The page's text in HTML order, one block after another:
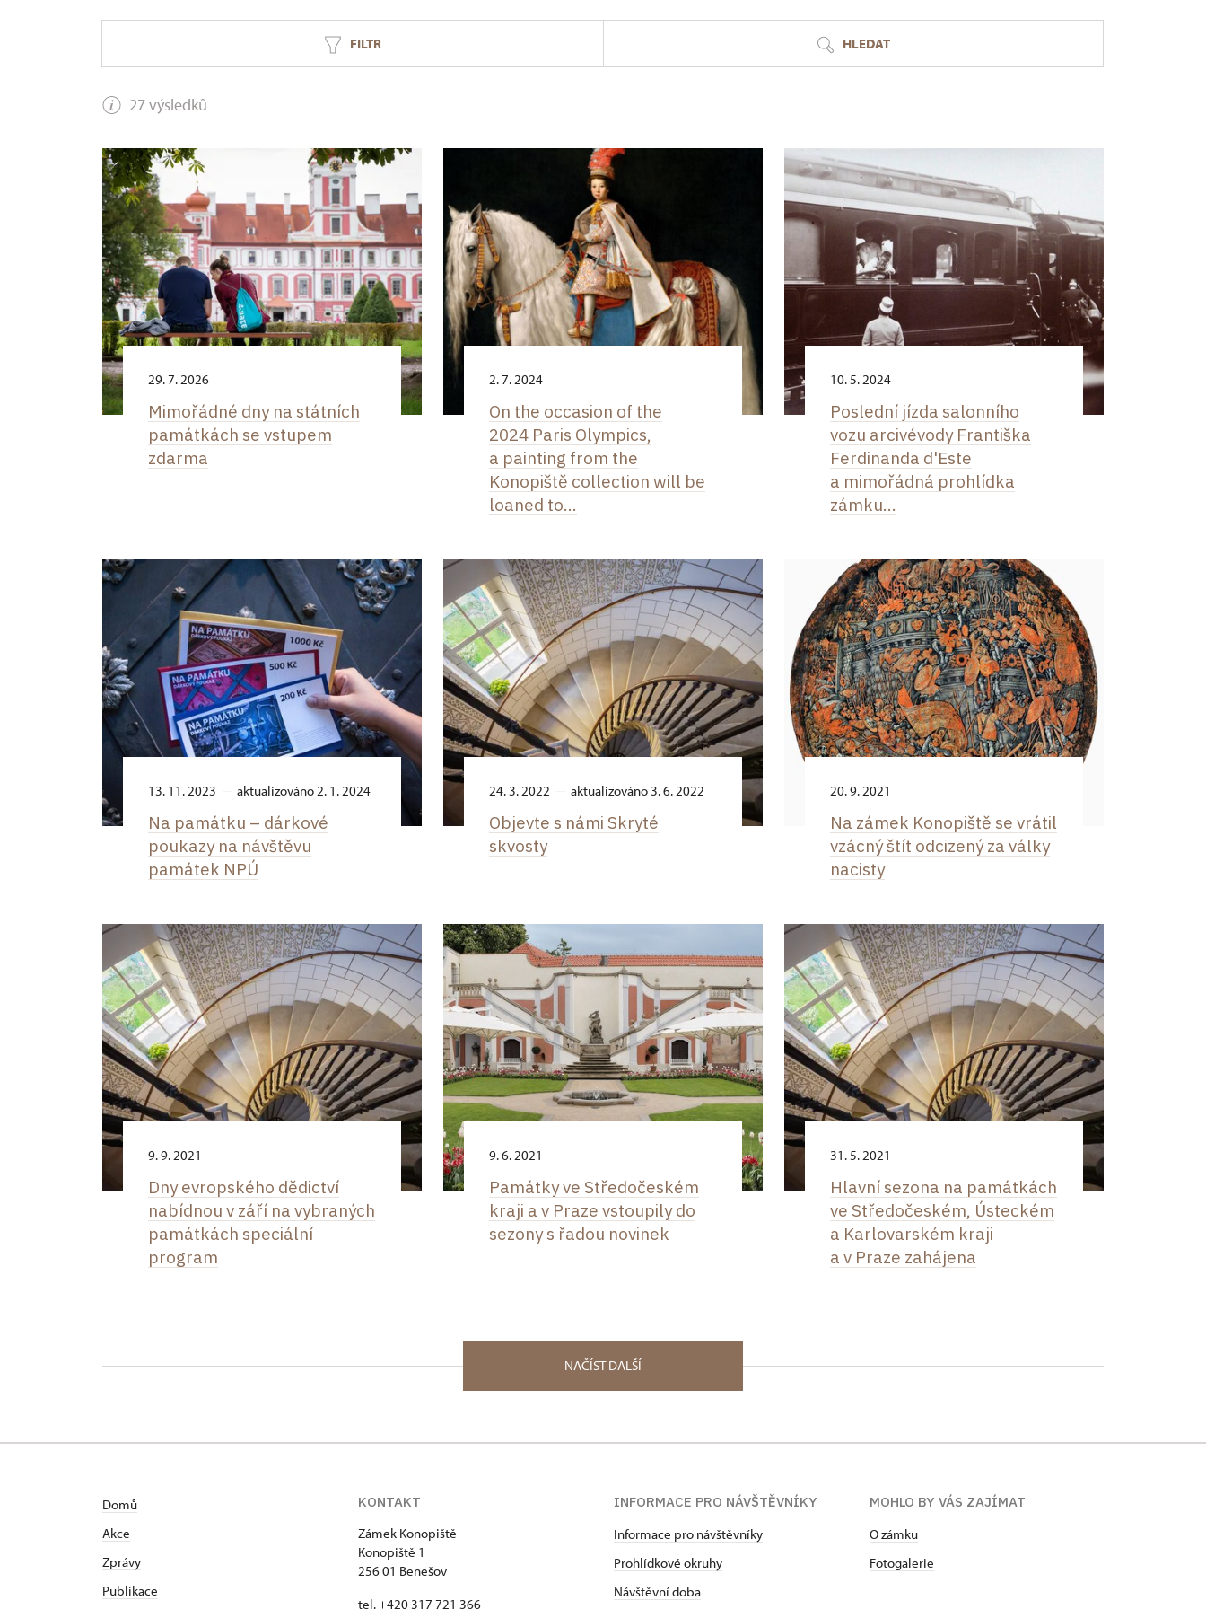
FILTR HLEDAT
27 výsledků
29. 7. 2026
Mimořádné dny na státních
památkách se vstupem
zdarma
2. 7. 2024
On the occasion of the
2024 Paris Olympics,
a painting from the
Konopiště collection will be
loaned to...
10. 5. 2024
Poslední jízda salonního
vozu arcivévody Františka
Ferdinanda d'Este
a mimořádná prohlídka
zámku...
13. 11. 2023 aktualizováno 2. 1. 2024
Na památku –⁠ dárkové
poukazy na návštěvu
památek NPÚ
24. 3. 2022 aktualizováno 3. 6. 2022
Objevte s námi Skryté
skvosty
20. 9. 2021
Na zámek Konopiště se vrátil
vzácný štít odcizený za války
nacisty
9. 9. 2021
Dny evropského dědictví
nabídnou v září na vybraných
památkách speciální
program
9. 6. 2021
Památky ve Středočeském
kraji a v Praze vstoupily do
sezony s řadou novinek
31. 5. 2021
Hlavní sezona na památkách
ve Středočeském, Ústeckém
a Karlovarském kraji
a v Praze zahájena
NAČÍST DALŠÍ
Domů
Akce
Zprávy
Publikace
KONTAKT
Zámek Konopiště
Konopiště 1
256 01 Benešov
tel. +420 317 721 366
INFORMACE PRO NÁVŠTĚVNÍKY
Informace pro návštěvníky
Prohlídkové okruhy
Návštěvní doba
MOHLO BY VÁS ZAJÍMAT
O zámku
Fotogalerie